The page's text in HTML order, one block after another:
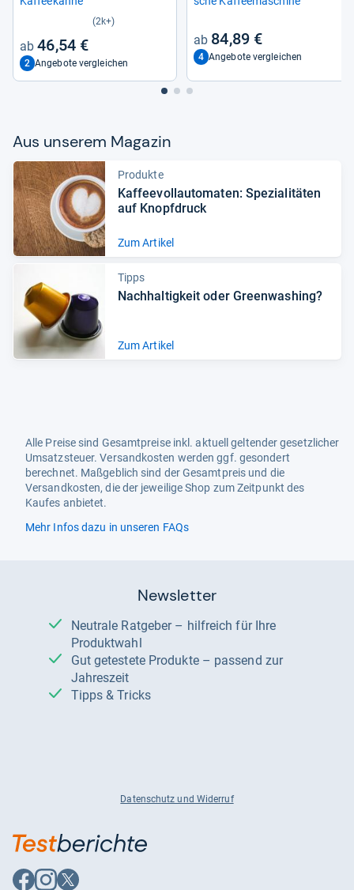
(2k+)
46,54 €
2 Angebote vergleichen
84,89 €
4 Angebote vergleichen
Aus unse­rem Maga­zin
Produkte
Kaf­fee­voll­au­to­ma­ten: Spe­zia­li­tä­ten
auf Knopf­druck
Zum Artikel
Tipps
Nach­hal­tig­keit oder Green­wa­shing?
Zum Artikel
Alle Preise sind Gesamtpreise inkl. aktuell geltender gesetzlicher
Umsatzsteuer. Versandkosten werden ggf. gesondert
berechnet. Maßgeblich sind der Gesamtpreis und die
Versandkosten, die der jeweilige Shop zum Zeitpunkt des
Kaufes anbietet.
Mehr Infos dazu in unseren FAQs
Newsletter
Neutrale Ratgeber – hilfreich für Ihre
Produktwahl
Gut getestete Produkte – passend zur
Jahreszeit
Tipps & Tricks
Datenschutz und Widerruf
AufAufAuf